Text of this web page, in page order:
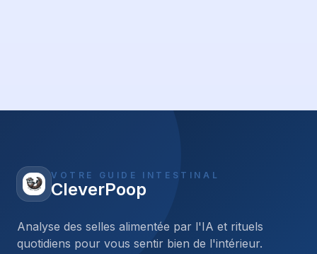
VOTRE GUIDE INTESTINAL
CleverPoop
Analyse des selles alimentée par l'IA et rituels
quotidiens pour vous sentir bien de l'intérieur.